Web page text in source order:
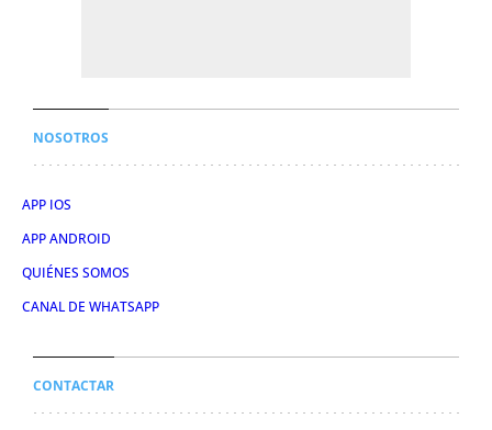
NOSOTROS
APP IOS
APP ANDROID
QUIÉNES SOMOS
CANAL DE WHATSAPP
CONTACTAR